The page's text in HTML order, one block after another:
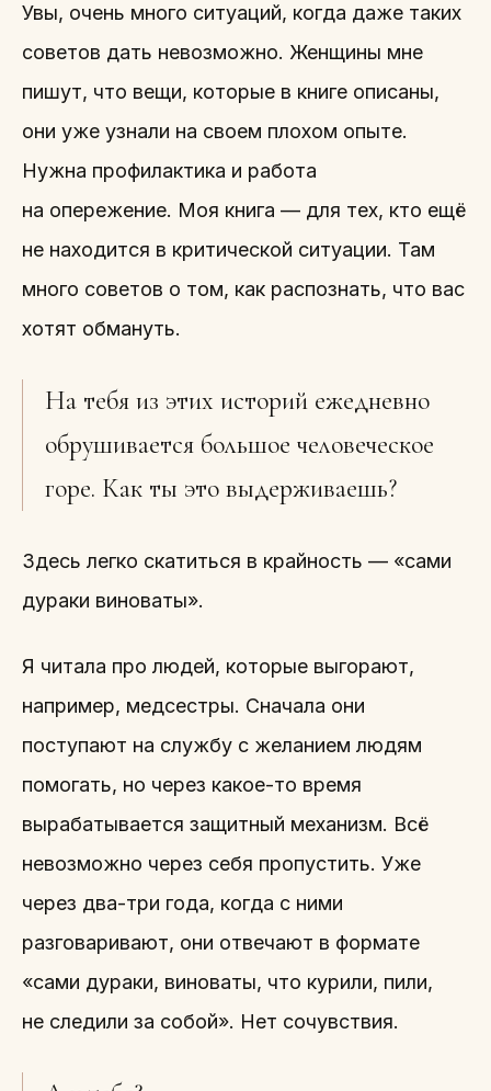
Увы, очень много ситуаций, когда даже таких
советов дать невозможно. Женщины мне
пишут, что вещи, которые в книге описаны,
они уже узнали на своем плохом опыте.
Нужна профилактика и работа
на опережение. Моя книга — для тех, кто ещё
не находится в критической ситуации. Там
много советов о том, как распознать, что вас
хотят обмануть.
На тебя из этих историй ежедневно
обрушивается большое человеческое
горе. Как ты это выдерживаешь?
Здесь легко скатиться в крайность — «сами
дураки виноваты».
Я читала про людей, которые выгорают,
например, медсестры. Сначала они
поступают на службу с желанием людям
помогать, но через какое-то время
вырабатывается защитный механизм. Всё
невозможно через себя пропустить. Уже
через два-три года, когда с ними
разговаривают, они отвечают в формате
«сами дураки, виноваты, что курили, пили,
не следили за собой». Нет сочувствия.